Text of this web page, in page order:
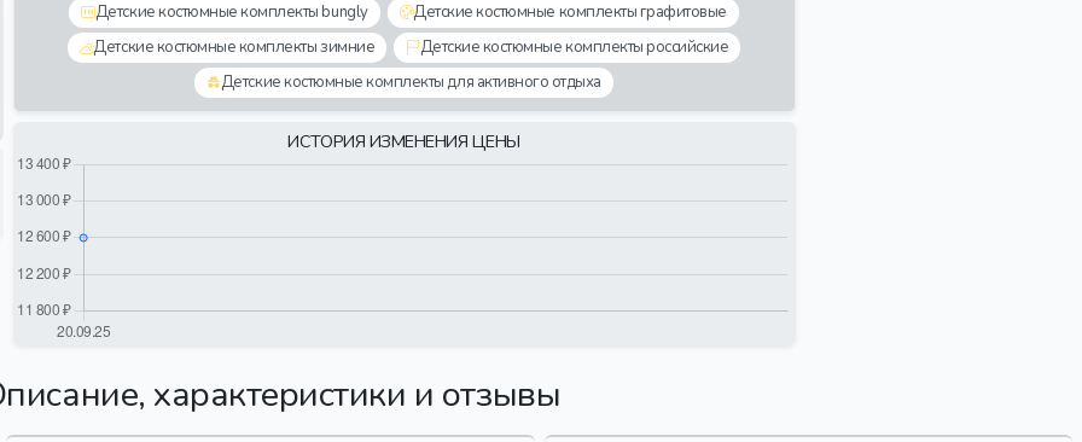
Детские костюмные комплекты bungly
Детские костюмные комплекты графитовые
Детские костюмные комплекты зимние
Детские костюмные комплекты российские
Детские костюмные комплекты для активного отдыха
ИСТОРИЯ ИЗМЕНЕНИЯ ЦЕНЫ
характеристики и отзывы